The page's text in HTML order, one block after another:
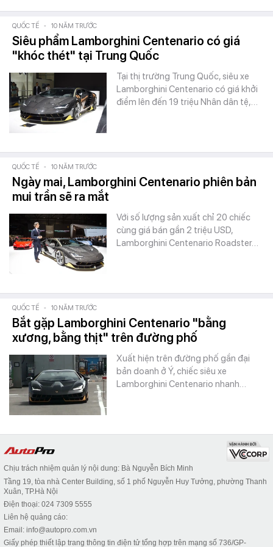
QUỐC TẾ - 10 NĂM TRƯỚC
Siêu phẩm Lamborghini Centenario có giá
"khóc thét" tại Trung Quốc
Tại thị trường Trung Quốc, siêu xe
Lamborghini Centenario có giá khởi
điểm lên đến 19 triệu Nhân dân tệ,…
QUỐC TẾ - 10 NĂM TRƯỚC
Ngày mai, Lamborghini Centenario phiên bản
mui trần sẽ ra mắt
Với số lượng sản xuất chỉ 20 chiếc
cùng giá bán gần 2 triệu USD,
Lamborghini Centenario Roadster…
QUỐC TẾ - 10 NĂM TRƯỚC
Bắt gặp Lamborghini Centenario "bằng
xương, bằng thịt" trên đường phố
Xuất hiện trên đường phố gần đại
bản doanh ở Ý, chiếc siêu xe
Lamborghini Centenario nhanh…
Chịu trách nhiệm quản lý nội dung: Bà Nguyễn Bích Minh
Tầng 19, tòa nhà Center Building, số 1 phố Nguyễn Huy Tưởng, phường Thanh
Xuân, TP.Hà Nội
Điện thoại: 024 7309 5555
Liên hệ quảng cáo:
Email: info@autopro.com.vn
Giấy phép thiết lập trang thông tin điện tử tổng hợp trên mạng số 736/GP-